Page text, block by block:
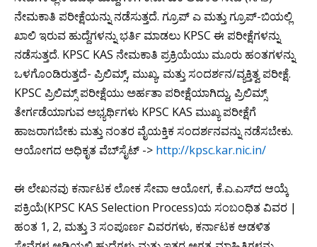
ನೇಮಕಾತಿ ಪರೀಕ್ಷೆಯನ್ನು ನಡೆಸುತ್ತದೆ. ಗ್ರೂಪ್ ಎ ಮತ್ತು ಗ್ರೂಪ್-ಬಿಯಲ್ಲಿ
ಖಾಲಿ ಇರುವ ಹುದ್ದೆಗಳನ್ನು ಭರ್ತಿ ಮಾಡಲು KPSC ಈ ಪರೀಕ್ಷೆಗಳನ್ನು
ನಡೆಸುತ್ತದೆ. KPSC KAS ನೇಮಕಾತಿ ಪ್ರಕ್ರಿಯೆಯು ಮೂರು ಹಂತಗಳನ್ನು
ಒಳಗೊಂಡಿರುತ್ತದೆ- ಪ್ರಿಲಿಮ್ಸ್, ಮುಖ್ಯ, ಮತ್ತು ಸಂದರ್ಶನ/ವ್ಯಕ್ತಿತ್ವ ಪರೀಕ್ಷೆ.
KPSC ಪ್ರಿಲಿಮ್ಸ್ ಪರೀಕ್ಷೆಯು ಅರ್ಹತಾ ಪರೀಕ್ಷೆಯಾಗಿದ್ದು, ಪ್ರಿಲಿಮ್ಸ್
ತೇರ್ಗಡೆಯಾಗುವ ಅಭ್ಯರ್ಥಿಗಳು KPSC KAS ಮುಖ್ಯ ಪರೀಕ್ಷೆಗೆ
ಹಾಜರಾಗಬೇಕು ಮತ್ತು ನಂತರ ವೈಯಕ್ತಿಕ ಸಂದರ್ಶನವನ್ನು ನಡೆಸಬೇಕು.
ಆಯೋಗದ ಅಧಿಕೃತ ವೆಬ್‌ಸೈಟ್ -> http://kpsc.kar.nic.in/
ಈ ಲೇಖನವು ಕರ್ನಾಟಕ ಲೋಕ ಸೇವಾ ಆಯೋಗ, ಕೆ.ಎ.ಎಸ್‌ದ ಆಯ್ಕೆ
ಪಕ್ರಿಯೆ(KPSC KAS Selection Process)ಯ ಸಂಬಂಧಿತ ವಿವರ |
ಹಂತ 1, 2, ಮತ್ತು 3 ಸಂಪೂರ್ಣ ವಿವರಗಳು, ಕರ್ನಾಟಕ ಆಡಳಿತ